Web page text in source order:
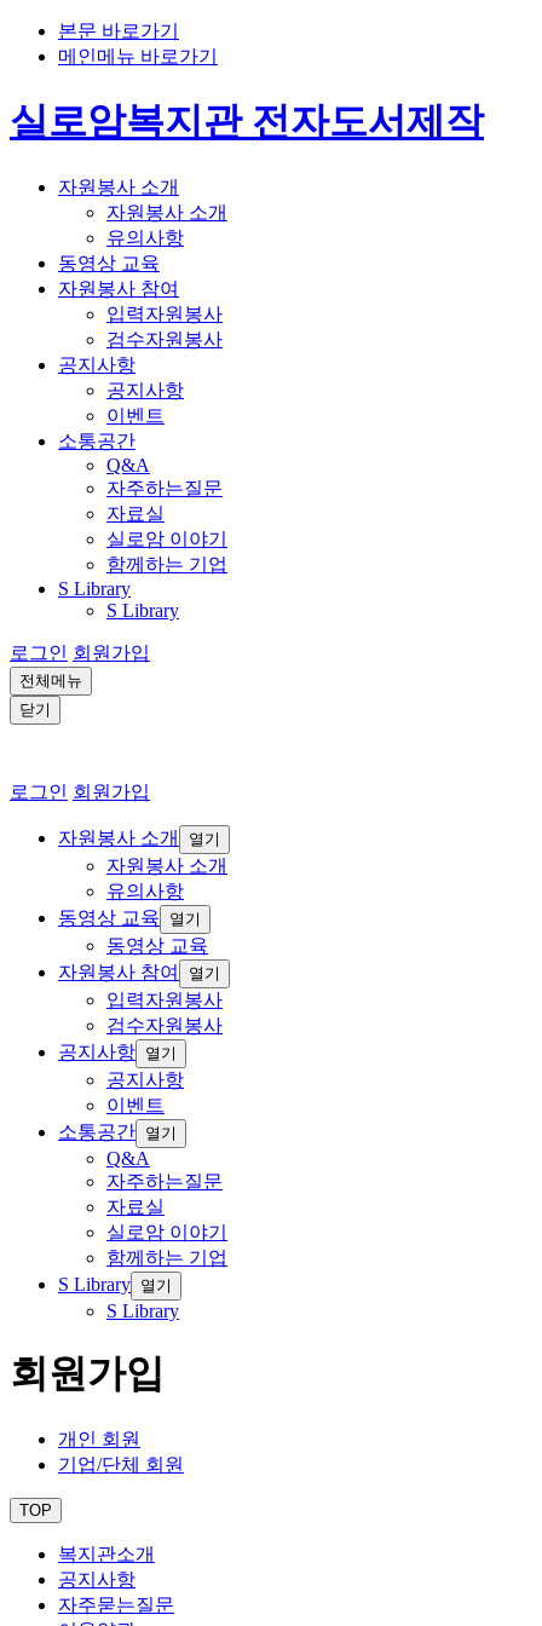
본문 바로가기
메인메뉴 바로가기
실로암복지관 전자도서제작
자원봉사 소개
자원봉사 소개
유의사항
동영상 교육
자원봉사 참여
입력자원봉사
검수자원봉사
공지사항
공지사항
이벤트
소통공간
Q&A
자주하는질문
자료실
실로암 이야기
함께하는 기업
S Library
S Library
로그인 회원가입
전체메뉴
닫기
로그인 회원가입
자원봉사 소개 열기
자원봉사 소개
유의사항
동영상 교육
열기
동영상 교육
자원봉사 참여
열기
입력자원봉사
검수자원봉사
공지사항 열기
공지사항
이벤트
소통공간 열기
Q&A
자주하는질문
자료실
실로암 이야기
함께하는 기업
S Library 열기
S Library
회원가입
개인 회원
기업/단체 회원
TOP
복지관소개
공지사항
자주묻는질문